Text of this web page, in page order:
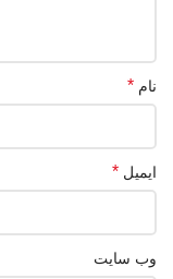
نام *
ایمیل *
وب‌ سایت